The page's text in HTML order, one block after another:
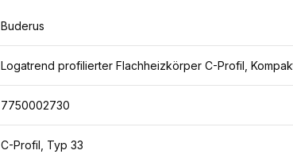
Buderus
Logatrend profilierter Flachheizkörper C-Profil,
7750002730
C-Profil, Typ 33